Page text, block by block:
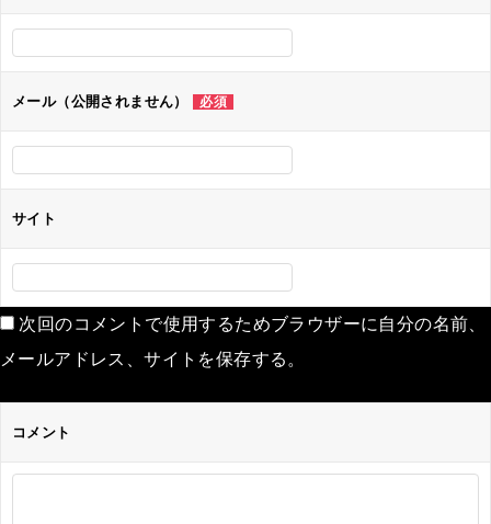
シ
ョ
ンメール（公開されません） 必須
サイト
次回のコメントで使用するためブラウザーに自分の名前、
メールアドレス、サイトを保存する。
コメント